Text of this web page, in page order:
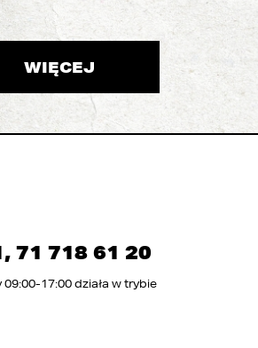
WIĘCEJ
, 71 718 61 20
17:00 działa w trybie